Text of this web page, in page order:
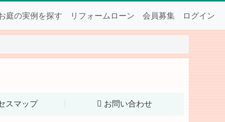
庭の実例を探す リフォームローン 会員募集 ログイン
スマップ お問い合わせ